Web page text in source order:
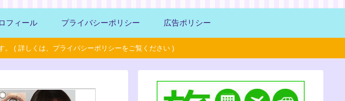
フィール プライバシーポリシー 広告ポリシー
。 ( 詳しくは、プライバシーポリシーをご覧ください )